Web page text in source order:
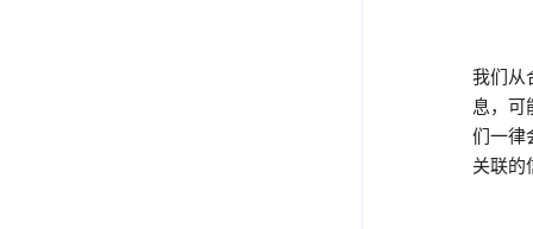
我们从
息，可
们一律
关联的